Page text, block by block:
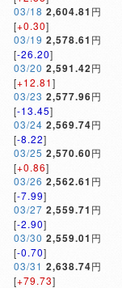
03/18 2,604.81 円
[+0.30]
03/19 2,578.61 円
[-26.20]
03/20 2,591.42円
[+12.81]
03/23 2,577.96円
[-13.45]
03/24 2,569.74円
[-8.22]
03/25 2,570.60円
[+0.86]
03/26 2,562.61 円
[-7.99]
03/27 2,559.71 円
[-2.90]
03/30 2,559.01 円
[-0.70]
03/31 2,638.74円
[+79.73]